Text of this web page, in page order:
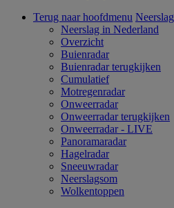
Terug naar hoofdmenu Neerslag
Neerslag in Nederland
Overzicht
Buienradar
Buienradar terugkijken
Cumulatief
Motregenradar
Onweerradar
Onweerradar terugkijken
Onweerradar - LIVE
Panoramaradar
Hagelradar
Sneeuwradar
Neerslagsom
Wolkentoppen